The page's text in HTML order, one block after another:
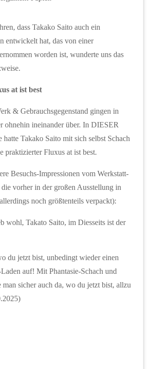
dass Takako Saito auch ein
entwickelt hat, das von einer
worden ist, wunderte uns das
at ist best
& Gebrauchsgegenstand gingen in
ohnehin ineinander über. In DIESER
hatte Takako Saito mit sich selbst Schach
praktizierter Fluxus at ist best.
Besuchs-Impressionen vom Werkstatt-
vorher in der großen Ausstellung in
noch größtenteils verpackt):
wohl, Takato Saito, im Diesseits ist der
du jetzt bist, unbedingt wieder einen
auf! Mit Phantasie-Schach und
sicher auch da, wo du jetzt bist, allzu